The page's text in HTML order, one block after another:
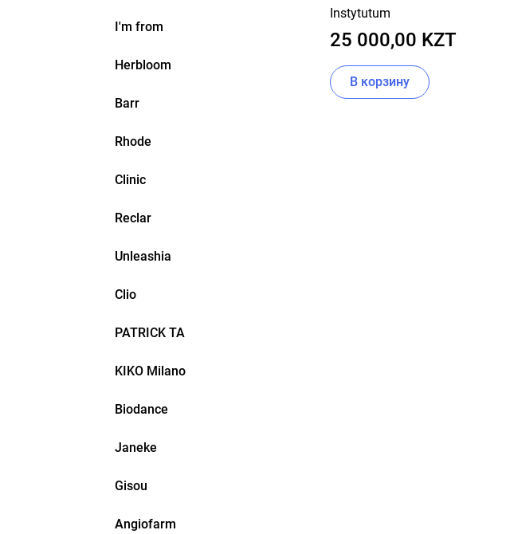
I'm from
Herbloom
Barr
Rhode
Clinic
Reclar
Unleashia
Clio
PATRICK TA
KIKO Milano
Biodance
Janeke
Gisou
Angiofarm
Transforming Melting Cleanser
Instytutum
25 000,00 KZT
В корзину